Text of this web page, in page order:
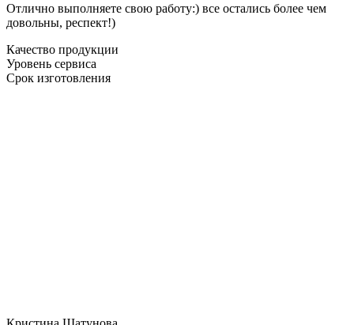
Отлично выполняете свою работу:) все остались более чем
довольны, респект!)
Качество продукции
Уровень сервиса
Срок изготовления